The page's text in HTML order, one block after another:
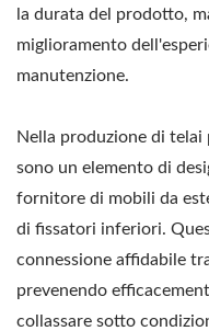
la durata del prodotto,
miglioramento
manutenzione.
Nella produzione di
sono un elemento di
fornitore di mobili da
di fissatori inferiori.
connessione affidabile
prevenendo
collassare sotto